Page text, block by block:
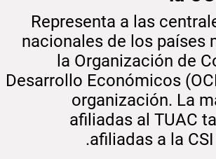
Representa a las
nacionales de los países
la Organización de
Desarrollo Económicos
organización. La
afiliadas al TUAC
afiliadas a la